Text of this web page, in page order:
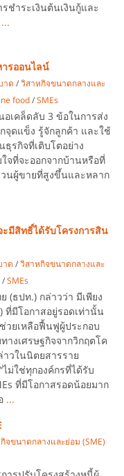
ชำระเงินต้นเงินกู้และ
...
ารออนไลน์
าด /วิสาหกิจขนาดกลางและ
food/SMEs
เคล็ดลับ 3 ข้อในการส่ง
จุดแข็ง รู้จักลูกค้า และใช้
รกิจที่เติบโตอย่าง
จที่จะออกจากบ้านหรือที่
นผู้ขายที่สูงขึ้นและหลาก
ะมีสิทธิ์ได้รับโครงการสิน
าด /วิสาหกิจขนาดกลางและ
/SMEs
(ธปท.) กล่าวว่า มีเพียง
ที่มีโอกาสอยู่รอดเท่านั้น
วยเหลือฟื้นฟูผู้ประกอบ
างเศรษฐกิจจากวิกฤตโค
วในนิตยสารราย
ม่ใช่ทุกองค์กรที่ได้รับ
ที่มีโอกาสรอดน้อยมาก
...
จขนาดกลางและย่อม (SME)